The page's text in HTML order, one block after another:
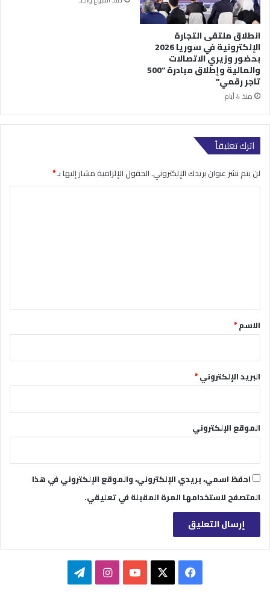
انطلاق ملتقى التجارة
الإلكترونية في سوريا 2026
بحضور وزيري الاتصالات
والمالية وإطلاق مبادرة “500
تاجر رقمي”
منذ 4 أيام
اترك تعليقاً
لن يتم نشر عنوان بريدك الإلكتروني.الحقول الإلزامية مشار إليها بـ*
*الاسم*
البريد الإلكتروني*
الموقع الإلكتروني
احفظ اسمي، بريدي الإلكتروني، والموقع الإلكتروني في هذا
المتصفح لاستخدامها المرة المقبلة في تعليقي.
فيسبوك ‫YouTubeانستقرامتيلقرام